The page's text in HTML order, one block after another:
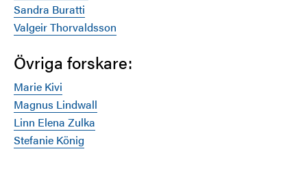
Sandra Buratti
Valgeir Thorvaldsson
Övriga forskare:
Marie Kivi
Magnus Lindwall
Linn Elena Zulka
Stefanie König